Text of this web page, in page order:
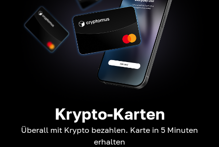
Krypto-Karten
Überall mit Krypto bezahlen. Karte in 5 Minuten
erhalten